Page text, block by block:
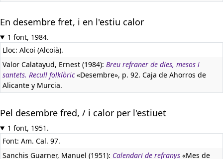
En desembre fret, i en l'estiu calor
1 font, 1984.
Lloc: Alcoi (Alcoià).
Valor Calatayud, Ernest (1984): Breu refraner de dies, mesos i
santets. Recull folklòric«Desembre», p. 92. Caja de Ahorros de
Alicante y Murcia.
Pel desembre fred, / i calor per l'estiuet
1 font, 1951.
Font: Am. Cal. 97.
Sanchis Guarner, Manuel (1951): Calendari de refranys «Mes de